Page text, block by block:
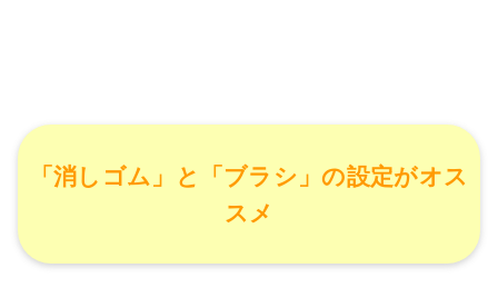
「消しゴム」と「ブラシ」の設定がオス
スメ